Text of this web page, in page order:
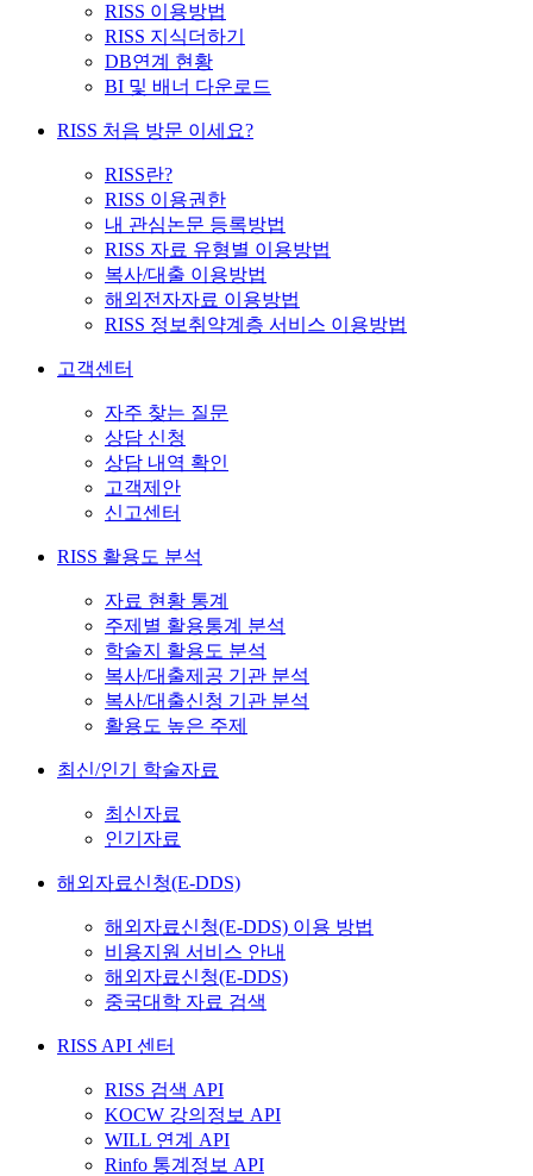
RISS 이용방법
RISS 지식더하기
DB연계 현황
BI 및 배너 다운로드
RISS 처음 방문 이세요?
RISS란?
RISS 이용권한
내 관심논문 등록방법
RISS 자료 유형별 이용방법
복사/대출 이용방법
해외전자자료 이용방법
RISS 정보취약계층 서비스 이용방법
고객센터
자주 찾는 질문
상담 신청
상담 내역 확인
고객제안
신고센터
RISS 활용도 분석
자료 현황 통계
주제별 활용통계 분석
학술지 활용도 분석
복사/대출제공 기관 분석
복사/대출신청 기관 분석
활용도 높은 주제
최신/인기 학술자료
최신자료
인기자료
해외자료신청(E-DDS)
해외자료신청(E-DDS) 이용 방법
비용지원 서비스 안내
해외자료신청(E-DDS)
중국대학 자료 검색
RISS API 센터
RISS 검색 API
KOCW 강의정보 API
WILL 연계 API
Rinfo 통계정보 API